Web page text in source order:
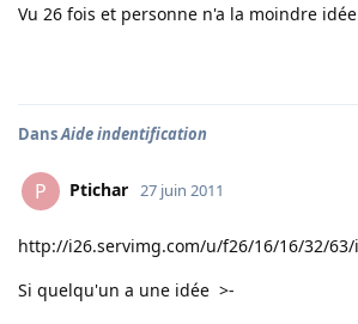
Vu 26 fois et personne n'a la moindre
DansAide indentification
P Ptichar 27 juin 2011
http://i26.servimg.com/u/f26/16/16/32/
Si quelqu'un a une idée >-